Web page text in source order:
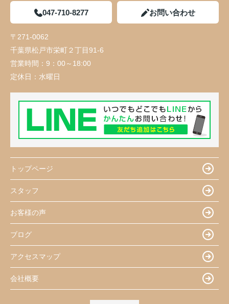
047-710-8277 お問い合わせ
〒271-0062
千葉県松戸市栄町２丁目91-6
営業時間： 9：00～18:00
定休日： 水曜日
トップページ
スタッフ
お客様の声
ブログ
アクセスマップ
会社概要